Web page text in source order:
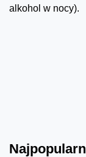
alkohol w nocy).